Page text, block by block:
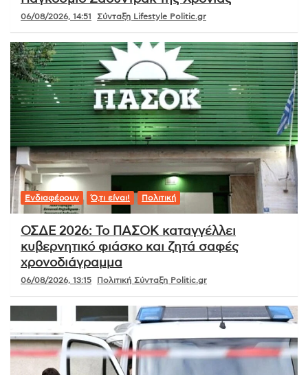
06/08/2026, 14:51 Σύνταξη Lifestyle Politic.gr
Ενδιαφέρουν Ό,τι είναι! Πολιτική
ΟΣΔΕ 2026: Το ΠΑΣΟΚ καταγγέλλει
κυβερνητικό φιάσκο και ζητά σαφές
χρονοδιάγραμμα
06/08/2026, 13:15 Πολιτική Σύνταξη Politic.gr